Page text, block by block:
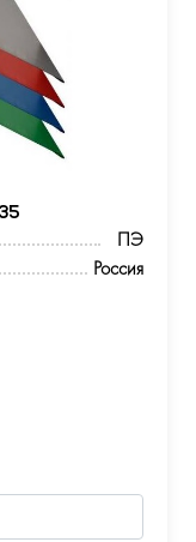
ПЭ
Россия